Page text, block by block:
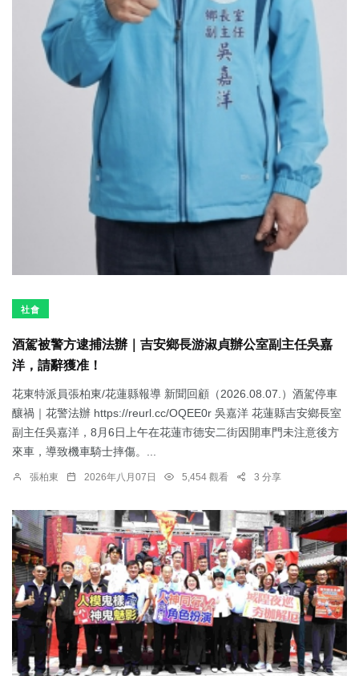
社會
酒駕被警方逮捕法辦｜吉安鄉長游淑貞辦公室副主任吳嘉
洋，請辭獲准！
花東特派員張柏東/花蓮縣報導 新聞回顧（2026.08.07.）酒駕停車
釀禍｜花警法辦 https://reurl.cc/OQEE0r 吳嘉洋 花蓮縣吉安鄉長室
副主任吳嘉洋，8月6日上午在花蓮市德安二街因開車門未注意後方
來車，導致機車騎士摔傷。...
張柏東 2026年八月07日 5,454 觀看 3 分享